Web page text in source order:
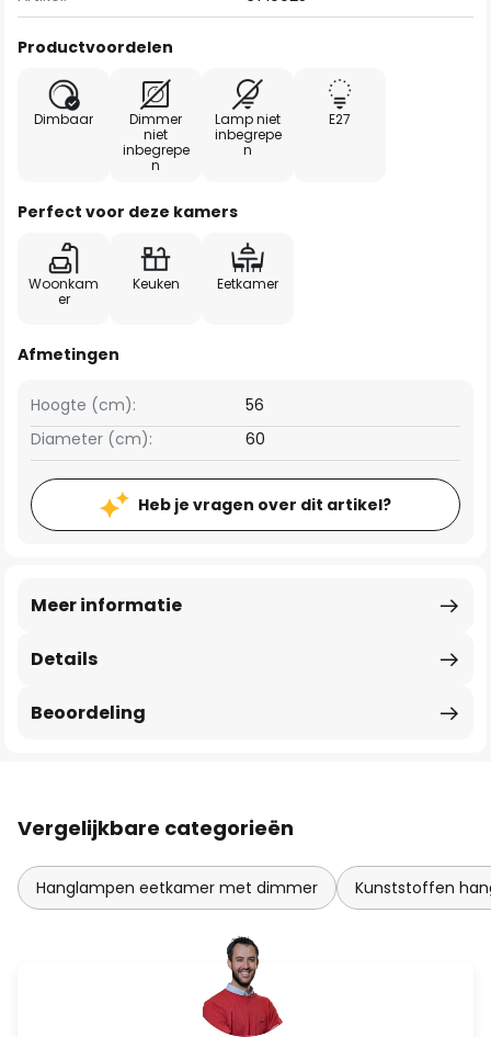
Productvoordelen
Dimbaar
Dimmer
niet
inbegrepe
n
Lamp niet
inbegrepe
n
E27
Perfect voor deze kamers
Woonkam
er
Keuken Eetkamer
Afmetingen
Hoogte (cm):
56
Diameter (cm):
60
Heb je vragen over dit artikel?
Details
Meer informatie
Beoordeling
Vergelijkbare categorieën
Hanglampen eetkamer met dimmer Kunststoffen